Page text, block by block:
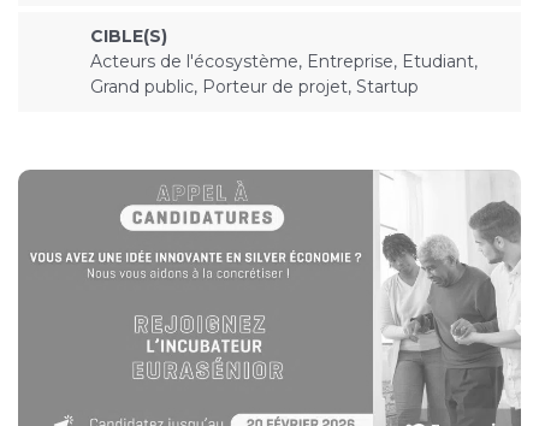
CIBLE(S)
Acteurs de l'écosystème, Entreprise, Etudiant,
Grand public, Porteur de projet, Startup